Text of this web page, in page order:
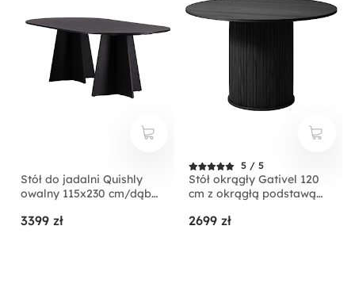
Stół do jadalni Quishly
owalny 115x230 cm/dąb
3399 zł
5 / 5
Stół okrągły Gativel 120
cm z okrągłą podstawą
2699 zł